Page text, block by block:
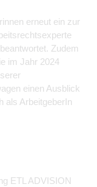
erneut ein zur
Zudem
im Jahr 2024
einen Ausblick
als ArbeitgeberIn
ETL ADVISION